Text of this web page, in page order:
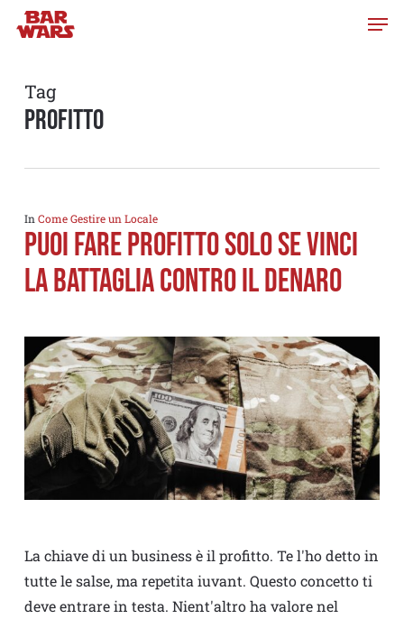
Skip
content
Tag
profitto
In Come Gestire un Locale
PUOI FARE PROFITTO SOLO SE VINCI
LA BATTAGLIA CONTRO IL DENARO
La chiave di un business è il profitto. Te l'ho detto in
tutte le salse, ma repetita iuvant. Questo concetto ti
deve entrare in testa. Nient'altro ha valore nel